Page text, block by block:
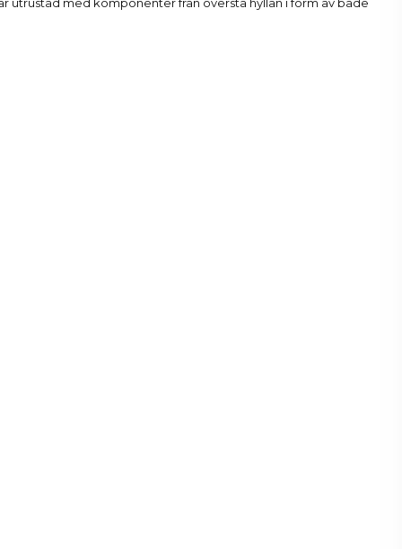
utrustad med komponenter från översta hyllan i form av både